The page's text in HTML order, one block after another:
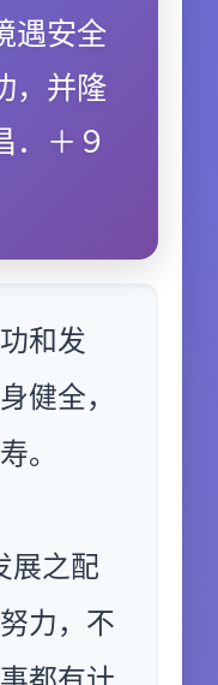
遇安全
，并隆
．＋９
和发
健全，
。
展之配
力，不